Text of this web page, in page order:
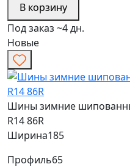
В корзину
Под заказ ~4 дн.
Новые
Шины зимние
R14 86R
Ширина185
Профиль65